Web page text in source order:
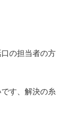
の担当者の方
す、解決の糸